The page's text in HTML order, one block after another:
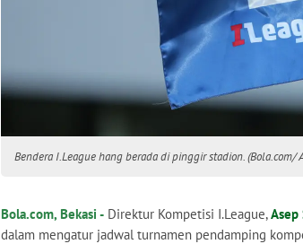
Bendera I.League hang berada di pinggir stadion. (Bola.com/
Bola.com, Bekasi - Direktur Kompetisi I.League,Asep
dalam mengatur jadwal turnamen pendamping